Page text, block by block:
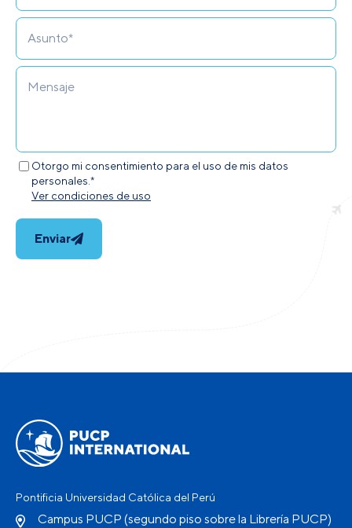
Otorgo mi consentimiento para el uso de mis datos
personales.*
Ver condiciones de uso
Enviar
Pontificia Universidad Católica del Perú
Campus PUCP (segundo piso sobre la Librería PUCP)